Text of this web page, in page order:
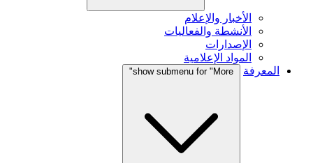
الأخبار والإعلام
الأنشطة والفعاليات
الإصدارات
المواد الإعلامية
المعرفة
show submenu for "More"